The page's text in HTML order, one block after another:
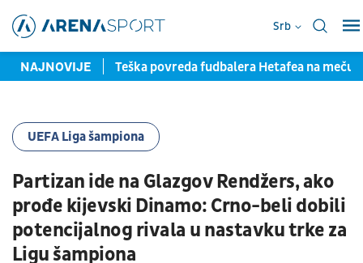
Srb
NAJNOVIJE
pred potpisom Teška povreda fudbalera Hetafea na meču
UEFA Liga šampiona
Partizan ide na Glazgov Rendžers, ako
prođe kijevski Dinamo: Crno-beli dobili
potencijalnog rivala u nastavku trke za
Ligu šampiona